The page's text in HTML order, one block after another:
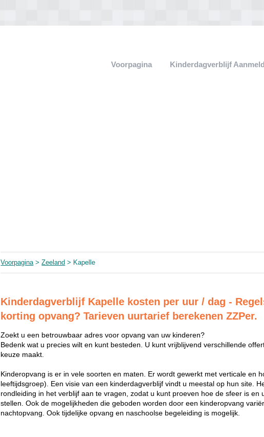
Voorpagina Kinderdagverblijf
Voorpagina>Zeeland > Kapelle
Kinderdagverblijf Kapelle kosten per uur / dag -
korting opvang? Tarieven uurtarief berekenen ZZPer.
Zoekt u een betrouwbaar adres voor opvang van uw kinderen?
Bedenk wat u precies wilt en kunt besteden. U kunt vrijblijvend verschillende
keuze maakt.
Kinderopvang is er in vele soorten en maten. Er wordt gewerkt met verticale en
leeftijdsgroep). Een visie van een kinderdagverblijf vindt u meestal op hun site.
rondleiding in het verblijf aan te vragen, zodat u kunt proeven hoe de sfeer is en
stellen. Ook de mogelijkheden die geboden worden door een kinderopvang
nachtopvang. Ook tijdelijke opvang en naschoolse begeleiding is mogelijk.